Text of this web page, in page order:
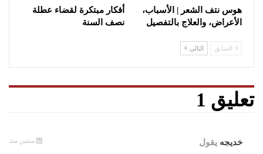
هوس نتف الشعر | الأسباب،
الأعراض، والعلاج بالتفصيل
أفكار مبتكرة لقضاء عطلة
نصف السنة
السابق التالي
تعليق 1
خديجه يقول سنتين منذ